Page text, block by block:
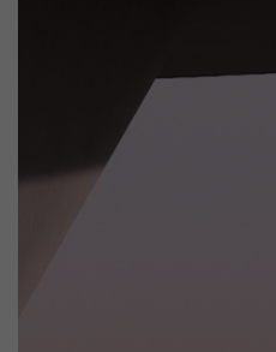
Novità Sui Nostri Veicoli